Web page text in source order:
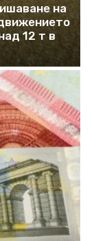
на
12 т в